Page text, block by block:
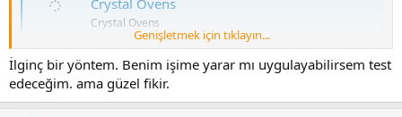
Crystal Ovens
www.qsl.netGenişletmek için tıklayın...
İlginç bir yöntem. Benim işime yarar mı uygulayabilirsem test
edeceğim. ama güzel fikir.